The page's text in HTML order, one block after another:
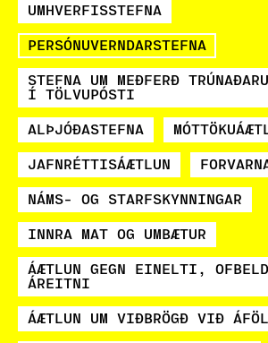
UMHVERFISSTEFNA
PERSÓNUVERNDARSTEFNA
STEFNA UM MEÐFERÐ
Í TÖLVUPÓSTI
ALÞJÓÐASTEFNA
JAFNRÉTTISÁÆTLUN
NÁMS- OG STARFSKYNNINGAR
INNRA MAT OG UMBÆTUR
ÁÆTLUN GEGN EINELTI,
ÁREITNI
ÁÆTLUN UM VIÐBRÖGÐ VIÐ